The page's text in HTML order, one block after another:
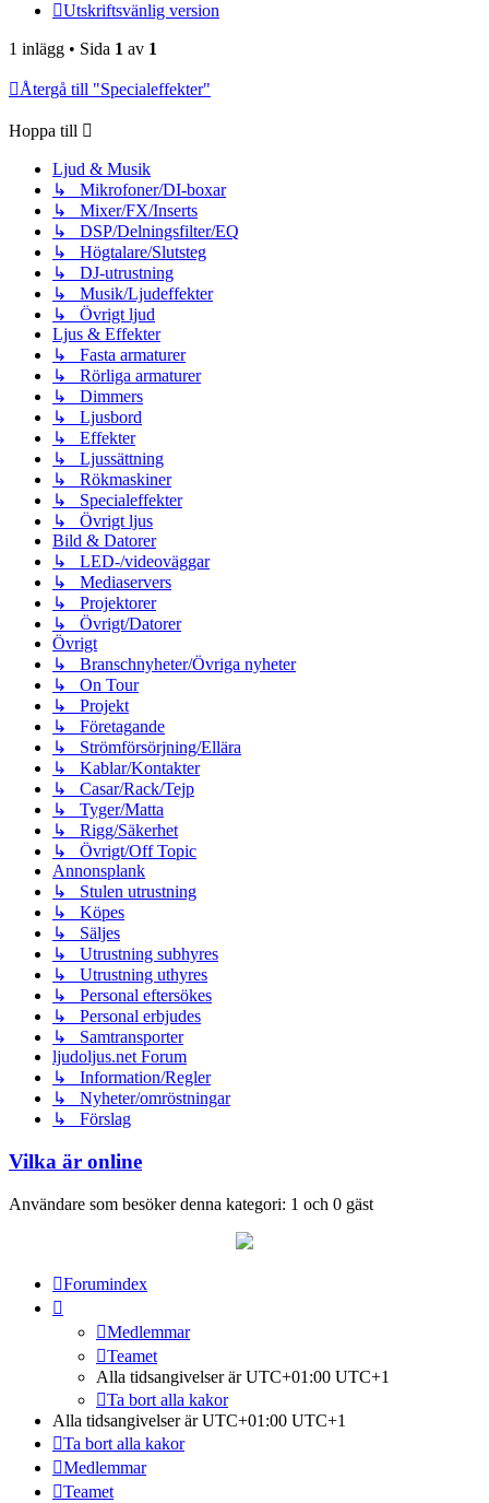
Utskriftsvänlig version
1 inlägg • Sida 1 av 1
Återgå till "Specialeffekter"
Hoppa till
Ljud & Musik
↳ Mikrofoner/DI-boxar
↳ Mixer/FX/Inserts
↳ DSP/Delningsfilter/EQ
↳ Högtalare/Slutsteg
↳ DJ-utrustning
↳ Musik/Ljudeffekter
↳ Övrigt ljud
Ljus & Effekter
↳ Fasta armaturer
↳ Rörliga armaturer
↳ Dimmers
↳ Ljusbord
↳ Effekter
↳ Ljussättning
↳ Rökmaskiner
↳ Specialeffekter
↳ Övrigt ljus
Bild & Datorer
↳ LED-/videoväggar
↳ Mediaservers
↳ Projektorer
↳ Övrigt/Datorer
Övrigt
↳ Branschnyheter/Övriga nyheter
↳ On Tour
↳ Projekt
↳ Företagande
↳ Strömförsörjning/Ellära
↳ Kablar/Kontakter
↳ Casar/Rack/Tejp
↳ Tyger/Matta
↳ Rigg/Säkerhet
↳ Övrigt/Off Topic
Annonsplank
↳ Stulen utrustning
↳ Köpes
↳ Säljes
↳ Utrustning subhyres
↳ Utrustning uthyres
↳ Personal eftersökes
↳ Personal erbjudes
↳ Samtransporter
ljudoljus.net Forum
↳ Information/Regler
↳ Nyheter/omröstningar
↳ Förslag
Vilka är online
Användare som besöker denna kategori: 1 och 0 gäst
Forumindex
Medlemmar
Teamet
Alla tidsangivelser är UTC+01:00 UTC+1
Ta bort alla kakor
Alla tidsangivelser är UTC+01:00 UTC+1
Ta bort alla kakor
Medlemmar
Teamet